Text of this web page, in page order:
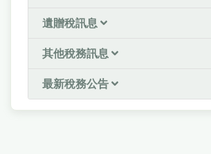
遺贈稅訊息
其他稅務訊息
最新稅務公告